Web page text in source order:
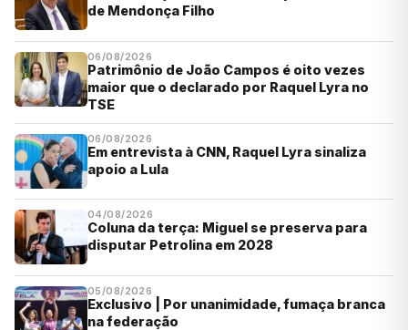
de Mendonça Filho
06/08/2026
Patrimônio de João Campos é oito vezes
maior que o declarado por Raquel Lyra no
TSE
06/08/2026
Em entrevista à CNN, Raquel Lyra sinaliza
apoio a Lula
04/08/2026
Coluna da terça: Miguel se preserva para
disputar Petrolina em 2028
05/08/2026
Exclusivo | Por unanimidade, fumaça branca
na federação